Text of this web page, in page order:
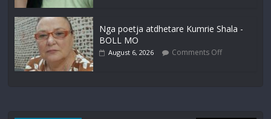
Nga poetja atdhetare Kumrie Shala -
BOLL MO
August 6, 2026 Comments Off